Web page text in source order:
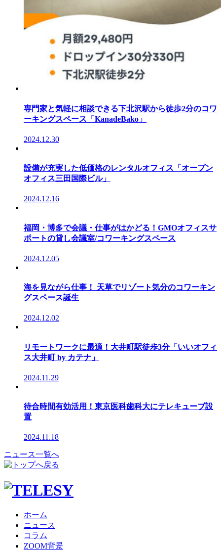
専門家と気軽に相談できる下北沢駅から徒歩2分のコワ
ーキングスペース「KanadeBako」
2024.12.30
設備が充実した低価格のレンタルオフィス「オープン
オフィス三田国際ビル」
2024.12.16
福岡・博多で会議・仕事がはかどる！GMOオフィスサ
ポートの貸し会議室/コワーキングスペース
2024.12.05
海を見ながら仕事！ 天草でリゾート気分のコワーキン
グスペース誕生
2024.12.02
リモートワークに最適！大井町駅徒歩3分「いいオフィ
ス大井町 by カテナ」
2024.11.29
待合時間有効活用！東京医科歯科大にテレキューブ設
置
2024.11.18
ニュース一覧へ
ホーム
ニュース
コラム
ZOOM背景